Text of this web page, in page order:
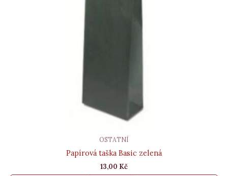
OSTATNÍ
Papírová taška Basic zelená
13,00 Kč